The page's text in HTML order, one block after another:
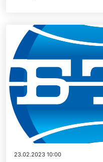
23.02.2023 10:00